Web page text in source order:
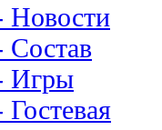
Новости
Игры